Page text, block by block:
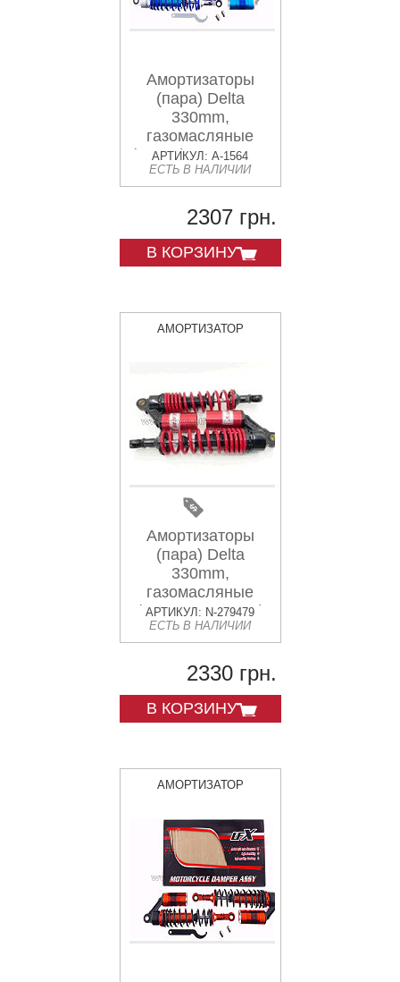
Амортизаторы
(пара) Delta
330mm,
газомасляные
(синие) KOMATCU
(mod.A)
АРТИКУЛ: A-1564
ЕСТЬ В НАЛИЧИИ
2307 грн.
В КОРЗИНУ
АМОРТИЗАТОР
Амортизаторы
(пара) Delta
330mm,
газомасляные
(темно- красные)
KOMATCU
АРТИКУЛ: N-279479
ЕСТЬ В НАЛИЧИИ
2330 грн.
В КОРЗИНУ
АМОРТИЗАТОР